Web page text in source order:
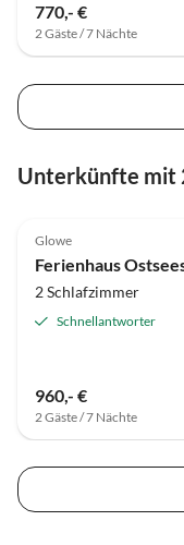
770,- €
2 Gäste / 7 Nächte
Unterkünfte mit
Glowe
Ferienhaus
2 Schlafzimmer
Schnellantworter
960,- €
2 Gäste / 7 Nächte